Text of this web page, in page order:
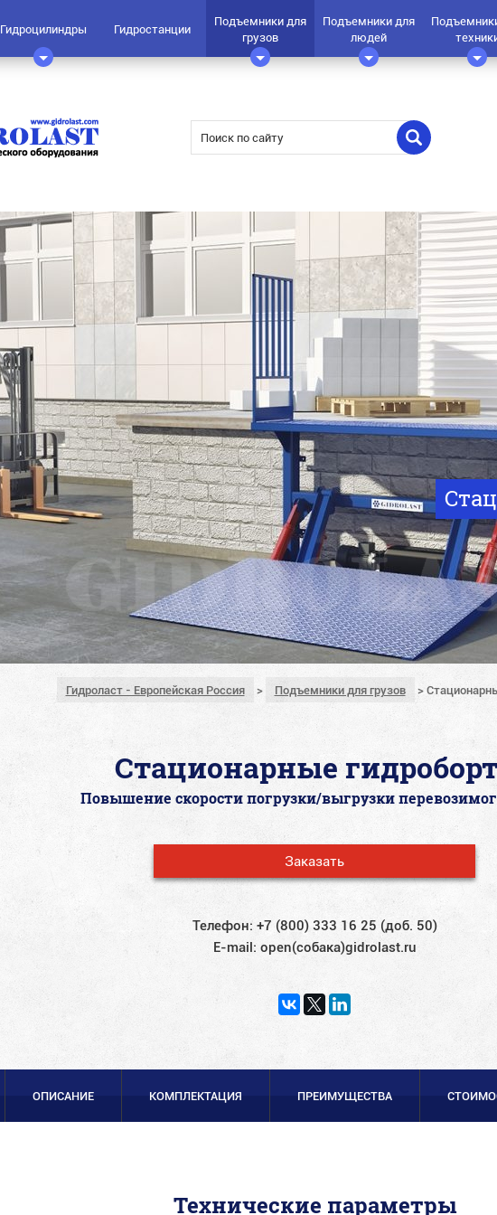
Гидроцилиндры Гидростанции
Подъемники для
грузов
Подъемники для
людей
Гидроласт - Европейская Россия > Подъемники для грузов >
Стационарные
Повышение скорости погрузки/выгрузки
Заказать
Телефон: +7 (800) 333 16 25 (доб. 50)
E-mail: open(собака)gidrolast.ru
ОПИСАНИЕ КОМПЛЕКТАЦИЯ ПРЕИМУЩЕСТВА
Технические параметры